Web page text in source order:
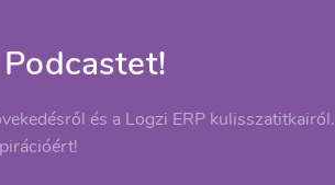
és a Logzi ERP kulisszatitkairól.